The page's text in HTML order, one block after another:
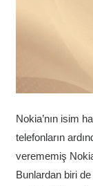
Nokia’nın isim
telefonların
verememiş
Bunlardan biri de